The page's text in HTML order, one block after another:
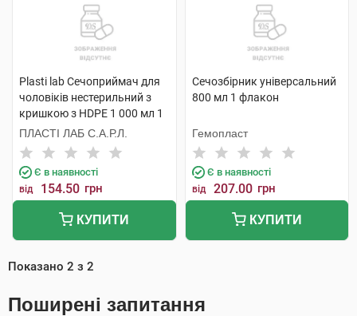
Plasti lab Сечоприймач для
чоловіків нестерильний з
кришкою з HDPE 1 000 мл 1
шт
ПЛАСТІ ЛАБ С.А.Р.Л.
Є в наявності
від 154.50 грн
КУПИТИ
Сечозбірник універсальний
800 мл 1 флакон
Гемопласт
Є в наявності
від 207.00 грн
КУПИТИ
Показано 2 з 2
Поширені запитання